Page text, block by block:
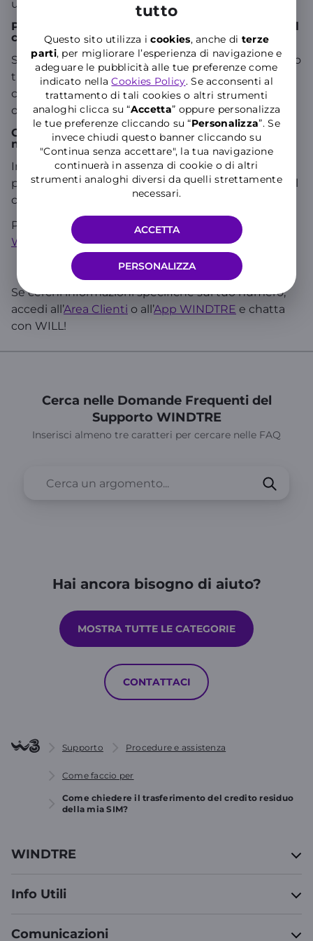
tutto
Questo sito utilizza icookies, anche di terze
parti, per migliorare l’esperienza di navigazione e
adeguare le pubblicità alle tue preferenze come
indicato nellaCookies Policy. Se acconsenti al
trattamento di tali cookies o altri strumenti
analoghi clicca su “Accetta” oppure personalizza
le tue preferenze cliccando su “Personalizza”. Se
invece chiudi questo banner cliccando su
"Continua senza accettare", la tua navigazione
continuerà in assenza di cookie o di altri
strumenti analoghi diversi da quelli strettamente
necessari.
PERSONALIZZA
ACCETTA
utilizzando il modulo disponibile sul sito WINDTRE.
Posso ricevere il rimborso del credito residuo sul
conto corrente?
Sì, è possibile ricevere il rimborso del credito residuo
tramite bonifico bancario. Dovrai fornire i dati del
conto corrente nel modulo di richiesta. Questa
operazione comporta un addebito di 6 euro.
Cosa succede in caso di credito residuo
negativo?
In caso di credito residuo negativo, non sarà
possibile richiedere il trasferimento o il rimborso del
credito.
Per ulteriori informazioni, visita le paginePassa a
WINDTRE
ePortabilità del numero.
Se cerchi informazioni specifiche sul tuo numero,
accedi all’Area Clienti o all’App WINDTRE e chatta
con WILL!
Cerca nelle Domande Frequenti del
Supporto WINDTRE
Inserisci almeno tre caratteri per cercare nelle FAQ
Hai ancora bisogno di aiuto?
MOSTRA TUTTE LE CATEGORIE
CONTATTACI
Supporto Procedure e assistenza
Come faccio per
Come chiedere il trasferimento del credito residuo
della mia SIM?
WINDTRE
Info Utili
Comunicazioni